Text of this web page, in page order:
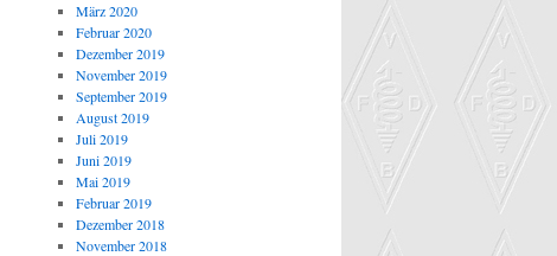
März 2020
Februar 2020
Dezember 2019
November 2019
September 2019
August 2019
Juli 2019
Juni 2019
Mai 2019
Februar 2019
Dezember 2018
November 2018